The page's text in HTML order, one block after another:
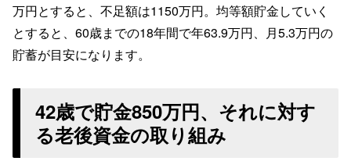
万円とすると、不足額は1150万円。均等額貯金していく
とすると、60歳までの18年間で年63.9万円、月5.3万円の
貯蓄が目安になります。
42歳で貯金850万円、それに対す
る老後資金の取り組み